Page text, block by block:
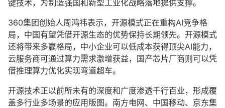
键技术，为制造强国和新型工业化战略落地提供支撑。
360集团创始人周鸿祎表示，开源模式正在重构AI竞争格
局，中国有望凭借开源生态的优势保持长期领先。开源模式
还将带来多赢格局，中小企业可以低成本获得顶尖AI能力，
云服务商可通过算力需求激增获益，国产芯片厂商则可以凭
借推理算力优化实现弯道超车。
开源技术正以前所未有的深度和广度渗透千行百业，形成覆
盖多行业多场景的应用版图。南方电网、中国移动、京东集